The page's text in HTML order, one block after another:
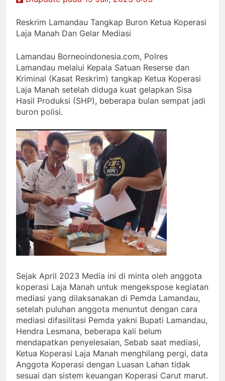
Reskrim Lamandau Tangkap Buron Ketua Koperasi
Laja Manah Dan Gelar Mediasi
Lamandau Borneoindonesia.com, Polres
Lamandau melalui Kepala Satuan Reserse dan
Kriminal (Kasat Reskrim) tangkap Ketua Koperasi
Laja Manah setelah diduga kuat gelapkan Sisa
Hasil Produksi (SHP), beberapa bulan sempat jadi
buron polisi.
Sejak April 2023 Media ini di minta oleh anggota
koperasi Laja Manah untuk mengekspose kegiatan
mediasi yang dilaksanakan di Pemda Lamandau,
setelah puluhan anggota menuntut dengan cara
mediasi difasilitasi Pemda yakni Bupati Lamandau,
Hendra Lesmana, beberapa kali belum
mendapatkan penyelesaian, Sebab saat mediasi,
Ketua Koperasi Laja Manah menghilang pergi, data
Anggota Koperasi dengan Luasan Lahan tidak
sesuai dan sistem keuangan Koperasi Carut marut.